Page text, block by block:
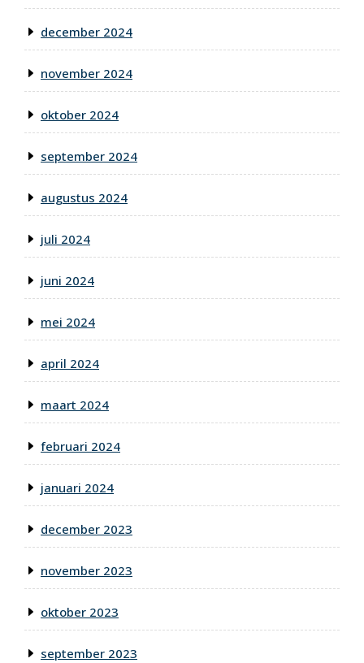
december 2024
november 2024
oktober 2024
september 2024
augustus 2024
juli 2024
juni 2024
mei 2024
april 2024
maart 2024
februari 2024
januari 2024
december 2023
november 2023
oktober 2023
september 2023